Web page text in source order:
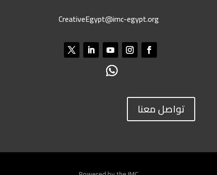
CreativeEgypt@imc-egypt.org
تواصل معنا